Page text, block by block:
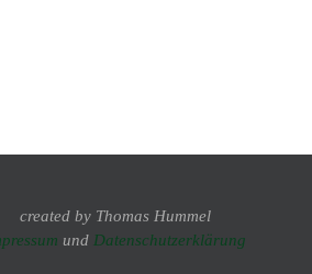
created by Thomas Hummel
und Datenschutzerklärung